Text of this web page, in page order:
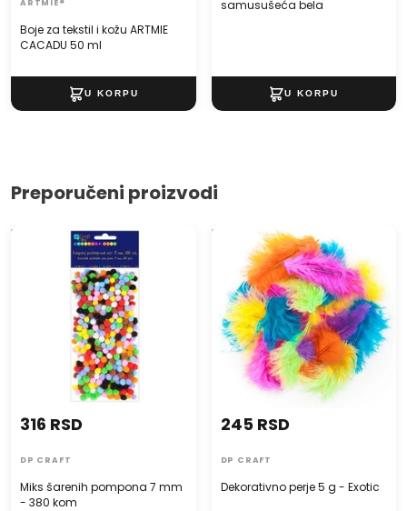
Boje za tekstil i kožu ARTMIE
CACADU 50 ml
ARTMIE®
samusušeća bela
Preporučeni proizvodi
Miks šarenih pompona 7
mm - 380 kom
Miks šarenih pompona 7 mm
- 380 kom
316 RSD
DP CRAFT
Dekorativno perje 5 g -
Exotic
Dekorativno perje 5 g - Exotic
245 RSD
DP CRAFT